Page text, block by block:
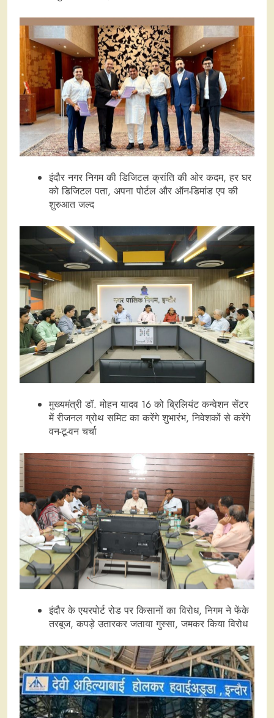
इंदौर नगर निगम की डिजिटल क्रांति की ओर कदम, हर घर
को डिजिटल पता, अपना पोर्टल और ऑन-डिमांड एप की
शुरुआत जल्द
मुख्यमंत्री डॉ. मोहन यादव 16 को ब्रिलियंट कन्वेशन सेंटर
में रीजनल ग्रोथ समिट का करेंगे शुभारंभ, निवेशकों से करेंगे
वन-टू-वन चर्चा
इंदौर के एयरपोर्ट रोड पर किसानों का विरोध, निगम ने फेंके
तरबूज, कपड़े उतारकर जताया गुस्सा, जमकर किया विरोध